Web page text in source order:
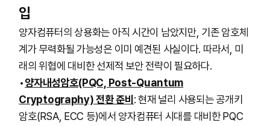
입
양자컴퓨터의 상용화는 아직 시간이 남았지만, 기존 암호체
계가 무력화될 가능성은 이미 예견된 사실이다. 따라서, 미
래의 위협에 대비한 선제적 보안 전략이 필요하다.
양자내성암호(PQC, Post-Quantum
Cryptography) 전환 준비 : 현재 널리 사용되는 공개키
암호(RSA, ECC 등)에서 양자컴퓨터 시대를 대비한 PQC